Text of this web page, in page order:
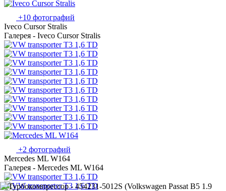
+10 фотографий
Iveco Cursor Stralis
Галерея - Iveco Cursor Stralis
+2 фотографий
Mercedes ML W164
Галерея - Mercedes ML W164